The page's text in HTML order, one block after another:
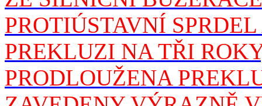
PROTIÚSTAVNÍ
PREKLUZI NA TŘI
PRODLOUŽENA